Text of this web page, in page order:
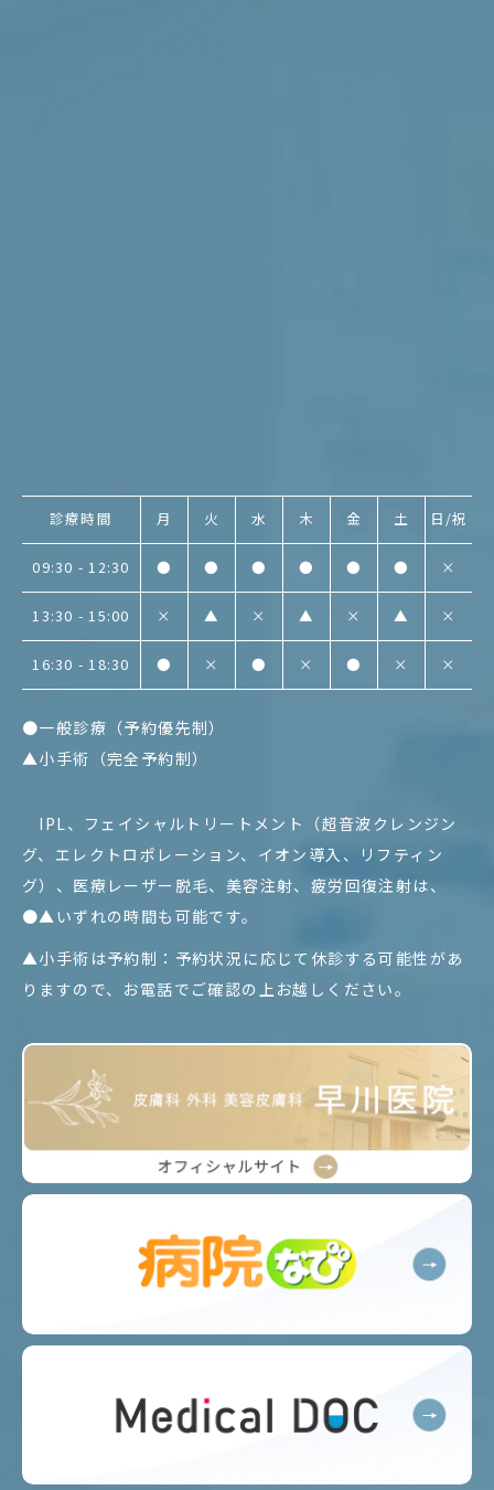
診療時間 月 火 水 木 金 土 日/祝
09:30 - 12:30 ● ● ● ● ● ● ×
13:30 - 15:00 × ▲ × ▲ × ▲ ×
16:30 - 18:30 ● × ● × ● × ×
●一般診療（予約優先制）
▲小手術（完全予約制）
IPL、フェイシャルトリートメント（超音波クレンジン
グ、エレクトロポレーション、イオン導入、リフティン
グ）、医療レーザー脱毛、美容注射、疲労回復注射は、
●▲いずれの時間も可能です。
▲小手術は予約制：予約状況に応じて休診する可能性があ
りますので、お電話でご確認の上お越しください。